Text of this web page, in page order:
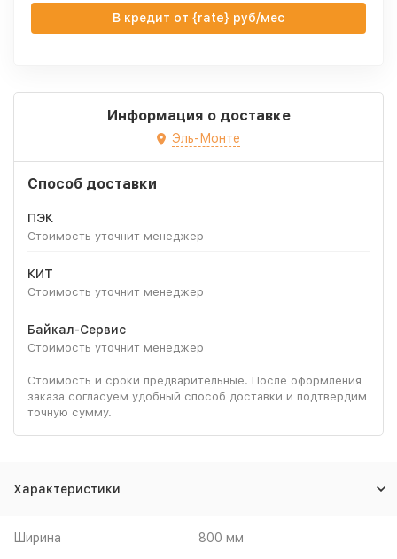
В кредит от {rate} руб/мес
Информация о доставке
Эль-Монте
Способ доставки
ПЭК
Стоимость уточнит менеджер
КИТ
Стоимость уточнит менеджер
Байкал-Сервис
Стоимость уточнит менеджер
Стоимость и сроки предварительные. После оформления
заказа согласуем удобный способ доставки и подтвердим
точную сумму.
Характеристики
Ширина 800 мм